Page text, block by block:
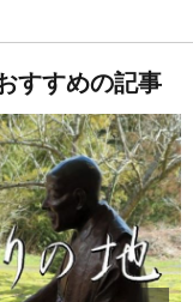
すすめの記事